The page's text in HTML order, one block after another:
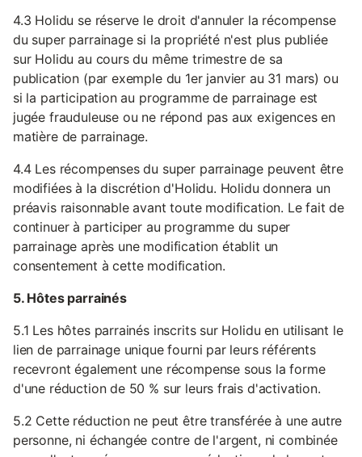
4.3 Holidu se réserve le droit d'annuler la récompense
du super parrainage si la propriété n'est plus publiée
sur Holidu au cours du même trimestre de sa
publication (par exemple du 1er janvier au 31 mars) ou
si la participation au programme de parrainage est
jugée frauduleuse ou ne répond pas aux exigences en
matière de parrainage.
4.4 Les récompenses du super parrainage peuvent être
modifiées à la discrétion d'Holidu. Holidu donnera un
préavis raisonnable avant toute modification. Le fait de
continuer à participer au programme du super
parrainage après une modification établit un
consentement à cette modification.
5. Hôtes parrainés
5.1 Les hôtes parrainés inscrits sur Holidu en utilisant le
lien de parrainage unique fourni par leurs référents
recevront également une récompense sous la forme
d'une réduction de 50 % sur leurs frais d'activation.
5.2 Cette réduction ne peut être transférée à une autre
personne, ni échangée contre de l'argent, ni combinée